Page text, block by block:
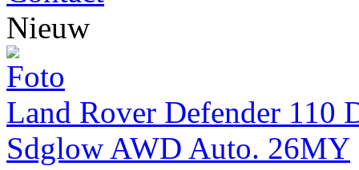
Nieuw
Land Rover Defender 110
Sdglow AWD Auto. 26MY